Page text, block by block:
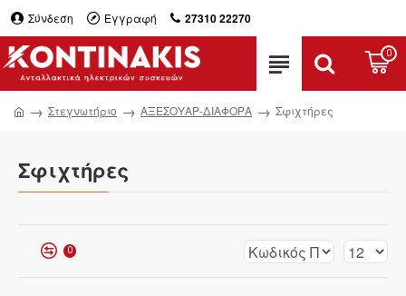
Σύνδεση Εγγραφή 27310 22270
0
Στεγνωτήριο ΑΞΕΣΟΥΑΡ-ΔΙΑΦΟΡΑ Σφιχτήρες
Σφιχτήρες
0